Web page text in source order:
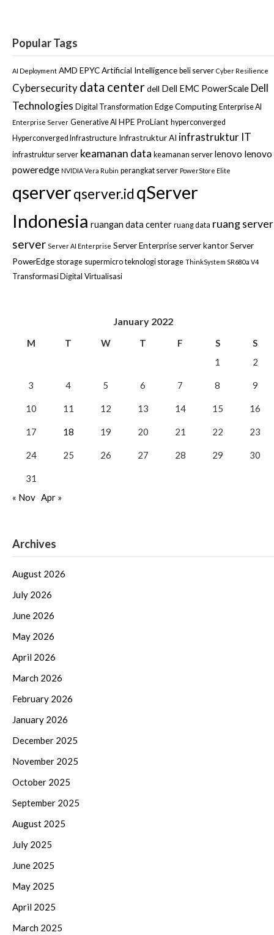
Popular Tags
AI Deployment AMD EPYCArtificial Intelligence beli server Cyber Resilience
Cybersecurity data centerdell Dell EMC PowerScale Dell
Technologies Digital Transformation Edge Computing Enterprise AI
Enterprise Server Generative AI HPE ProLiant hyperconverged
Hyperconverged Infrastructure Infrastruktur AI infrastruktur IT
infrastruktur server keamanan data keamanan server lenovo lenovo
poweredge NVIDIA Vera Rubin perangkat server PowerStore Elite
qserverqserver.idqServer
Indonesia ruangan data center ruang data ruang server
server Server AI Enterprise Server Enterprise server kantorServer
PowerEdge storage supermicro teknologi storage ThinkSystem SR680a V4
Transformasi Digital Virtualisasi
January 2022
M T W T F S
S
1
2
3 4 5 6 7 8 9
10 11 12 13 14 15 16
17 18 19 20 21 22 23
24 25 26 27 28 29 30
31
« Nov Apr »
Archives
August 2026
July 2026
June 2026
May 2026
April 2026
March 2026
February 2026
January 2026
December 2025
November 2025
October 2025
September 2025
August 2025
July 2025
June 2025
May 2025
April 2025
March 2025